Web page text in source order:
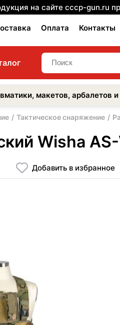
на сайте cccp-gun.ru
Оплата Контакты
макетов, арбалетов
Тактическое снаряжение
Wisha
Добавить в избранное